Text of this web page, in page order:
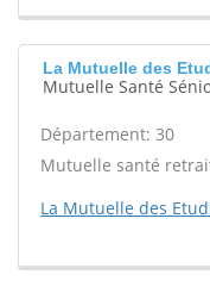
La Mutuelle des
Mutuelle Santé
Département: 30
Mutuelle santé
La Mutuelle des